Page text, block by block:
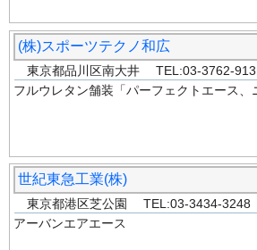
(株)スポーツテクノ和広
東京都品川区南大井 TEL:03-3762-
フルウレタン舗装「パーフェクトエース、
世紀東急工業(株)
東京都港区芝公園 TEL:03-3434-3248
アーバンエアエース